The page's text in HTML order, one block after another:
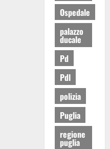
Ospedale
palazzo
ducale
Pd
Pdl
polizia
Puglia
regione
puglia